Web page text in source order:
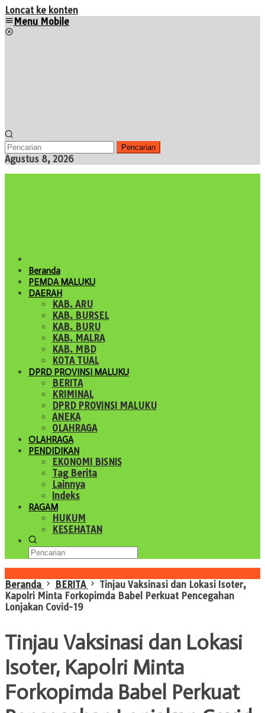
Loncat ke konten
Menu Mobile
Pencarian
Agustus 8, 2026
Beranda
PEMDA MALUKU
DAERAH
KAB. ARU
KAB. BURSEL
KAB. BURU
KAB. MALRA
KAB. MBD
KOTA TUAL
DPRD PROVINSI MALUKU
BERITA
KRIMINAL
DPRD PROVINSI MALUKU
ANEKA
OLAHRAGA
OLAHRAGA
PENDIDIKAN
EKONOMI BISNIS
Tag Berita
Lainnya
Indeks
RAGAM
HUKUM
KESEHATAN
Beranda
BERITA
Tinjau Vaksinasi dan Lokasi Isoter,
Kapolri Minta Forkopimda Babel Perkuat Pencegahan
Lonjakan Covid-19
Tinjau Vaksinasi dan Lokasi
Isoter, Kapolri Minta
Forkopimda Babel Perkuat